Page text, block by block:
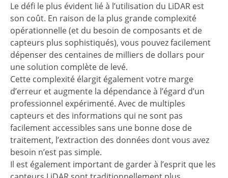
Le défi le plus évident lié à l’utilisation du LiDAR est
son coût. En raison de la plus grande complexité
opérationnelle (et du besoin de composants et de
capteurs plus sophistiqués), vous pouvez facilement
dépenser des centaines de milliers de dollars pour
une solution complète de levé.
Cette complexité élargit également votre marge
d’erreur et augmente la dépendance à l’égard d’un
professionnel expérimenté. Avec de multiples
capteurs et des informations qui ne sont pas
facilement accessibles sans une bonne dose de
traitement, l’extraction des données dont vous avez
besoin n’est pas simple.
Il est également important de garder à l’esprit que les